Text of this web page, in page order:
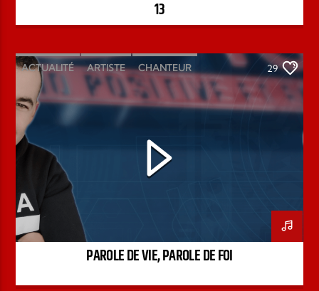
13
ACTUALITÉ ARTISTE CHANTEUR
ÉMISSION INTERVIEW KENZO DAVID
PAROLE DE FOI
PODCAST
29
PAROLE DE VIE, PAROLE DE FOI